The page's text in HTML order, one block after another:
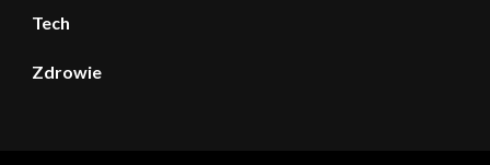
Tech
Zdrowie